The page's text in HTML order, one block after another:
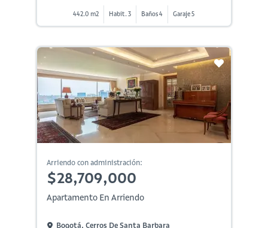
442.0 m2 Habit. 3 Baños 4 Garaje 5
Arriendo con administración:
$28,709,000
Apartamento En Arriendo
Bogotá, Cerros De Santa Barbara